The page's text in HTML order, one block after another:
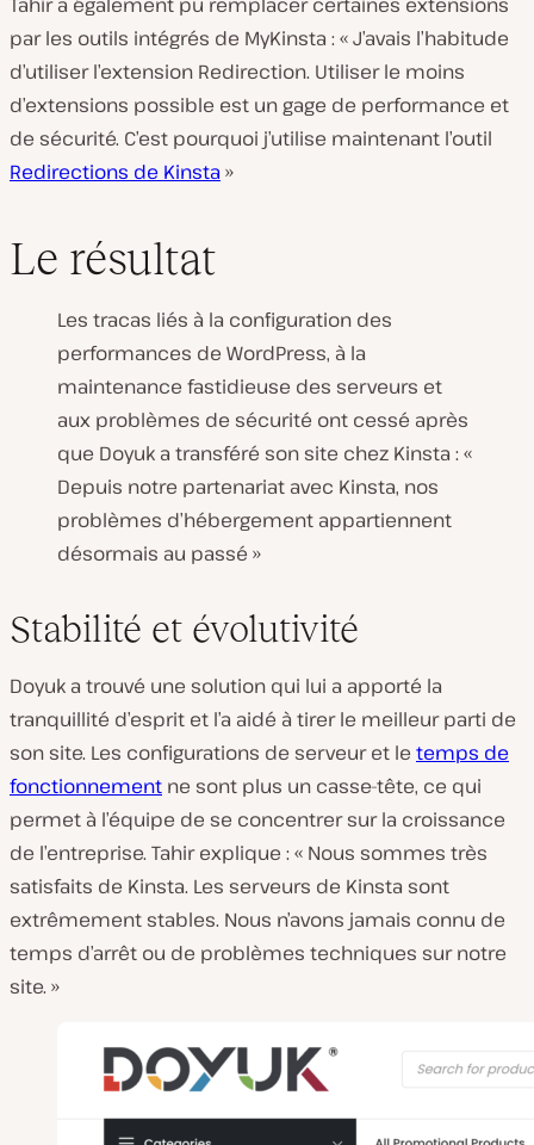
par les outils intégrés de MyKinsta : « J’avais l’habitude
d’utiliser l’extension Redirection. Utiliser le moins
d’extensions possible est un gage de performance et
de sécurité. C’est pourquoi j’utilise maintenant l’outil
Redirections de Kinsta»
Le résultat
Les tracas liés à la configuration des
performances de WordPress, à la
maintenance fastidieuse des serveurs et
aux problèmes de sécurité ont cessé après
que Doyuk a transféré son site chez Kinsta : «
Depuis notre partenariat avec Kinsta, nos
problèmes d’hébergement appartiennent
désormais au passé »
Stabilité et évolutivité
Doyuk a trouvé une solution qui lui a apporté la
tranquillité d’esprit et l’a aidé à tirer le meilleur parti de
son site. Les configurations de serveur et le temps de
fonctionnement ne sont plus un casse-tête, ce qui
permet à l’équipe de se concentrer sur la croissance
de l’entreprise. Tahir explique : « Nous sommes très
satisfaits de Kinsta. Les serveurs de Kinsta sont
extrêmement stables. Nous n’avons jamais connu de
temps d’arrêt ou de problèmes techniques sur notre
site. »